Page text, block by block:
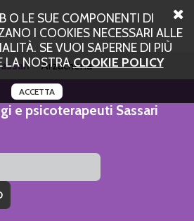
O LE SUE COMPONENTI DI
I COOKIES NECESSARI ALLE
SE VUOI SAPERNE DI PIÙ
LA NOSTRACOOKIE POLICY
ACCETTA
Arzachena
e psicoterapeuti Sassari